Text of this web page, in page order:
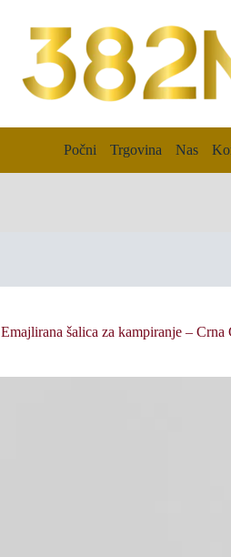
Počni Trgovina Nas
Emajlirana šalica za kampiranje –